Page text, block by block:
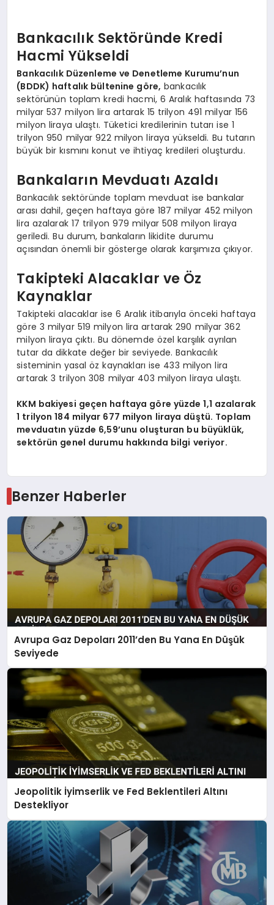
Bankacılık Sektöründe Kredi
Hacmi Yükseldi
Bankacılık Düzenleme ve Denetleme Kurumu’nun
(BDDK) haftalık bültenine göre, bankacılık
sektörünün toplam kredi hacmi, 6 Aralık haftasında 73
milyar 537 milyon lira artarak 15 trilyon 491 milyar 156
milyon liraya ulaştı. Tüketici kredilerinin tutarı ise 1
trilyon 950 milyar 922 milyon liraya yükseldi. Bu tutarın
büyük bir kısmını konut ve ihtiyaç kredileri oluşturdu.
Bankaların Mevduatı Azaldı
Bankacılık sektöründe toplam mevduat ise bankalar
arası dahil, geçen haftaya göre 187 milyar 452 milyon
lira azalarak 17 trilyon 979 milyar 508 milyon liraya
geriledi. Bu durum, bankaların likidite durumu
açısından önemli bir gösterge olarak karşımıza çıkıyor.
Takipteki Alacaklar ve Öz
Kaynaklar
Takipteki alacaklar ise 6 Aralık itibarıyla önceki haftaya
göre 3 milyar 519 milyon lira artarak 290 milyar 362
milyon liraya çıktı. Bu dönemde özel karşılık ayrılan
tutar da dikkate değer bir seviyede. Bankacılık
sisteminin yasal öz kaynakları ise 433 milyon lira
artarak 3 trilyon 308 milyar 403 milyon liraya ulaştı.
KKM bakiyesi geçen haftaya göre yüzde 1,1 azalarak
1 trilyon 184 milyar 677 milyon liraya düştü. Toplam
mevduatın yüzde 6,59’unu oluşturan bu büyüklük,
sektörün genel durumu hakkında bilgi veriyor.
Benzer Haberler
Avrupa Gaz Depoları 2011’den Bu Yana En Düşük
Seviyede
Jeopolitik İyimserlik ve Fed Beklentileri Altını
Destekliyor